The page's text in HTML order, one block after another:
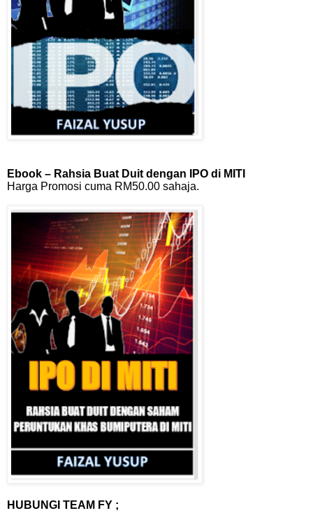
Ebook – Rahsia Buat Duit dengan IPO di MITI
Harga Promosi cuma RM50.00 sahaja.
HUBUNGI TEAM FY ;